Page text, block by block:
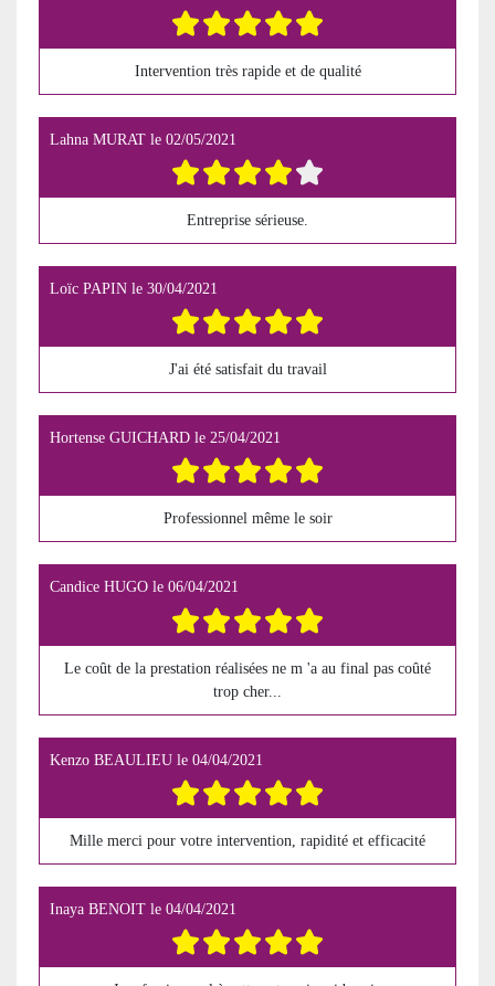
Intervention très rapide et de qualité
Lahna MURAT le 02/05/2021
Entreprise sérieuse.
Loïc PAPIN le 30/04/2021
J'ai été satisfait du travail
Hortense GUICHARD le 25/04/2021
Professionnel même le soir
Candice HUGO le 06/04/2021
Le coût de la prestation réalisées ne m 'a au final pas coûté
trop cher...
Kenzo BEAULIEU le 04/04/2021
Mille merci pour votre intervention, rapidité et efficacité
Inaya BENOIT le 04/04/2021